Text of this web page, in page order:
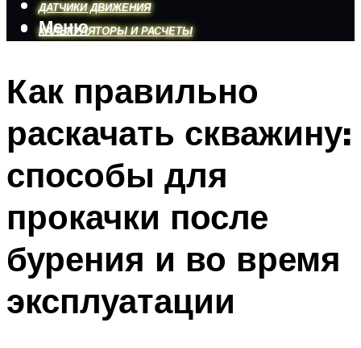
ДАТЧИКИ ДВИЖЕНИЯ
КАЛЬКУЛЯТОРЫ И РАСЧЕТЫ
Меню
Меню
Как правильно
раскачать скважину:
способы для
прокачки после
бурения и во время
эксплуатации